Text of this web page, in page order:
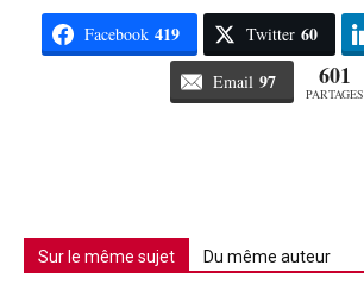
Facebook 419 Twitter 60
Email 97 601
PARTAGES
Sur le même sujet Du même auteur